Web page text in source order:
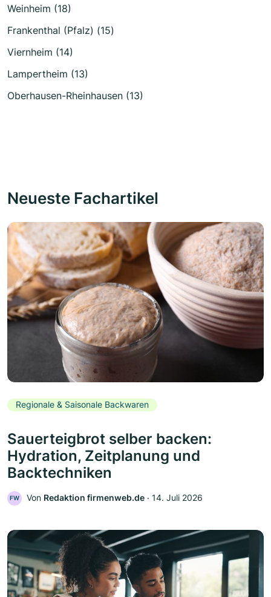
Weinheim (18)
Frankenthal (Pfalz) (15)
Viernheim (14)
Lampertheim (13)
Oberhausen-Rheinhausen (13)
Neueste Fachartikel
Regionale & Saisonale Backwaren
Sauerteigbrot selber backen:
Hydration, Zeitplanung und
Backtechniken
FW Von Redaktion firmenweb.de ‧ 14. Juli 2026